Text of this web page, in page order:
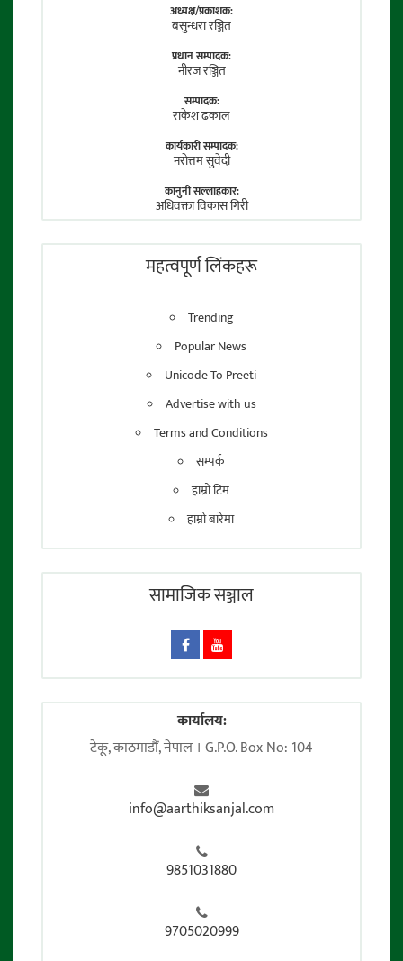
अध्यक्ष/प्रकाशक:
बसुन्धरा रञ्जित
प्रधान सम्पादक:
नीरज रञ्जित
सम्पादक:
राकेश ढकाल
कार्यकारी सम्पादक:
नराेत्तम सुवेदी
कानुनी सल्लाहकार:
अधिवक्ता विकास गिरी
तेजेन्द्र श्रेष्ठ
महत्वपूर्ण लिंकहरू
Trending
Popular News
Unicode To Preeti
Advertise with us
Terms and Conditions
सम्पर्क
हाम्रो टिम
हाम्रो बारेमा
सामाजिक सञ्जाल
कार्यालय:
टेकू, काठमाडाैं, नेपाल । G.P.O. Box No: 104
info@aarthiksanjal.com
9851031880
9705020999